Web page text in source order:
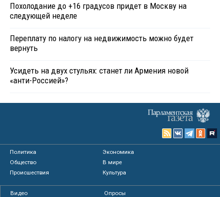
Похолодание до +16 градусов придет в Москву на
следующей неделе
Переплату по налогу на недвижимость можно будет
вернуть
Усидеть на двух стульях: станет ли Армения новой
«анти-Россией»?
Политика
Экономика
Общество
В мире
Происшествия
Культура
Видео
Опросы